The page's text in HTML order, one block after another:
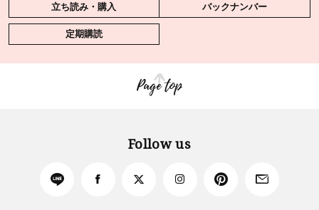
立ち読み・購入 バックナンバー
定期購読
Page top
Follow us